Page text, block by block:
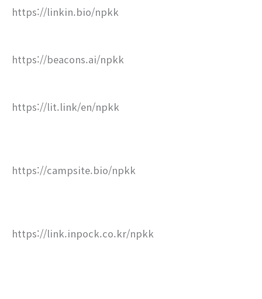
https://linkin.bio/npkk
https://beacons.ai/npkk
https://lit.link/en/npkk
https://campsite.bio/npkk
https://link.inpock.co.kr/npkk